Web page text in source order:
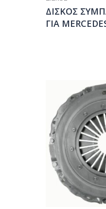
ΔΙΣΚΟΣ
ΓΙΑ